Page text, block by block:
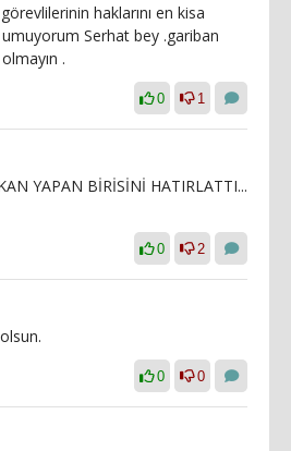
haklarını en kisa
Serhat bey .gariban
.
0 1
YAPAN BİRİSİNİ HATIRLATTI...
0 2
0 0